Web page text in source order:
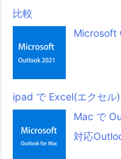
比較
Microsoft
ipad で Excel(エクセル
Mac で
対応